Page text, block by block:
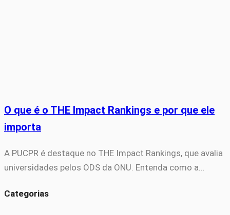
O que é o THE Impact Rankings e por que ele
importa
A PUCPR é destaque no THE Impact Rankings, que avalia
universidades pelos ODS da ONU. Entenda como a…
Categorias